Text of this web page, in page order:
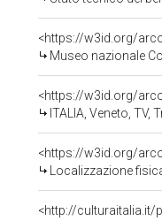
<https://w3id.org/
Museo nazionale
<https://w3id.org/
ITALIA, Veneto, TV,
<https://w3id.org/
Localizzazione
<http://